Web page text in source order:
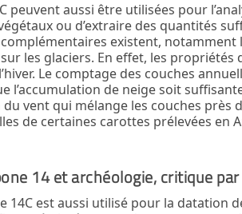
C peuvent aussi être utilisées pour
ou d’extraire des quantités
existent,
les glaciers. En effet, les propriétés
l’hiver. Le comptage des couches
l’accumulation de neige soit
vent qui mélange les couches près
de certaines carottes prélevées en
14 et archéologie, critique
14C est aussi utilisé pour la datation